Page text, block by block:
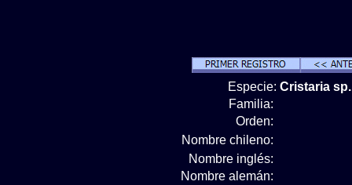
Especie: Cristaria
Familia:
Orden:
Nombre chileno:
Nombre inglés:
Nombre alemán: